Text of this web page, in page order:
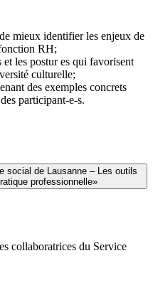
mieux identifier les enjeux de
RH;
les postur es qui favorisent
culturelle;
des exemples concrets
participant-e-s.
social de Lausanne – Les outils
professionnelle»
collaboratrices du Service